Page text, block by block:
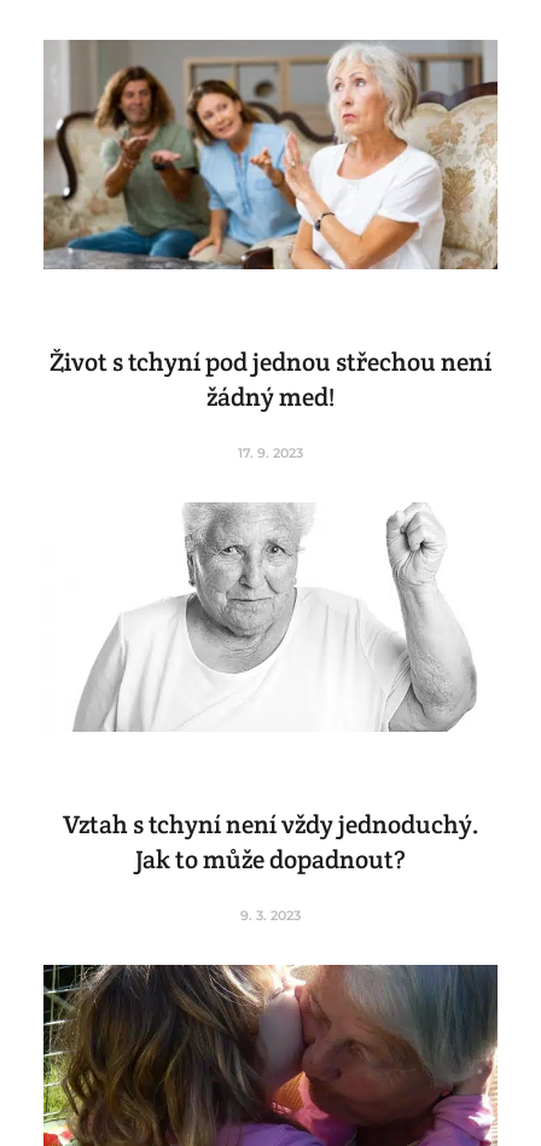
Život s tchyní pod jednou střechou není
žádný med!
17. 9. 2023
Vztah s tchyní není vždy jednoduchý.
Jak to může dopadnout?
9. 3. 2023